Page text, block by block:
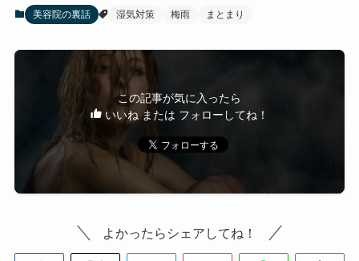
美容院の裏話 湿気対策 梅雨 まとまり
この記事が気に入ったら
いいね または フォローしてね！
よかったらシェアしてね！